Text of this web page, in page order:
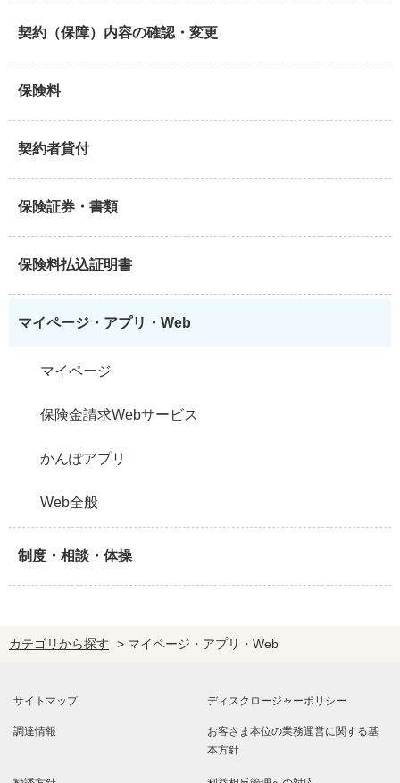
契約（保障）内容の確認・変更
保険料
契約者貸付
保険証券・書類
保険料払込証明書
マイページ・アプリ・Web
マイページ
保険金請求Webサービス
かんぽアプリ
Web全般
制度・相談・体操
カテゴリから探す > マイページ・アプリ・Web
サイトマップ ディスクロージャーポリシー
調達情報 お客さま本位の業務運営に関する基
本方針